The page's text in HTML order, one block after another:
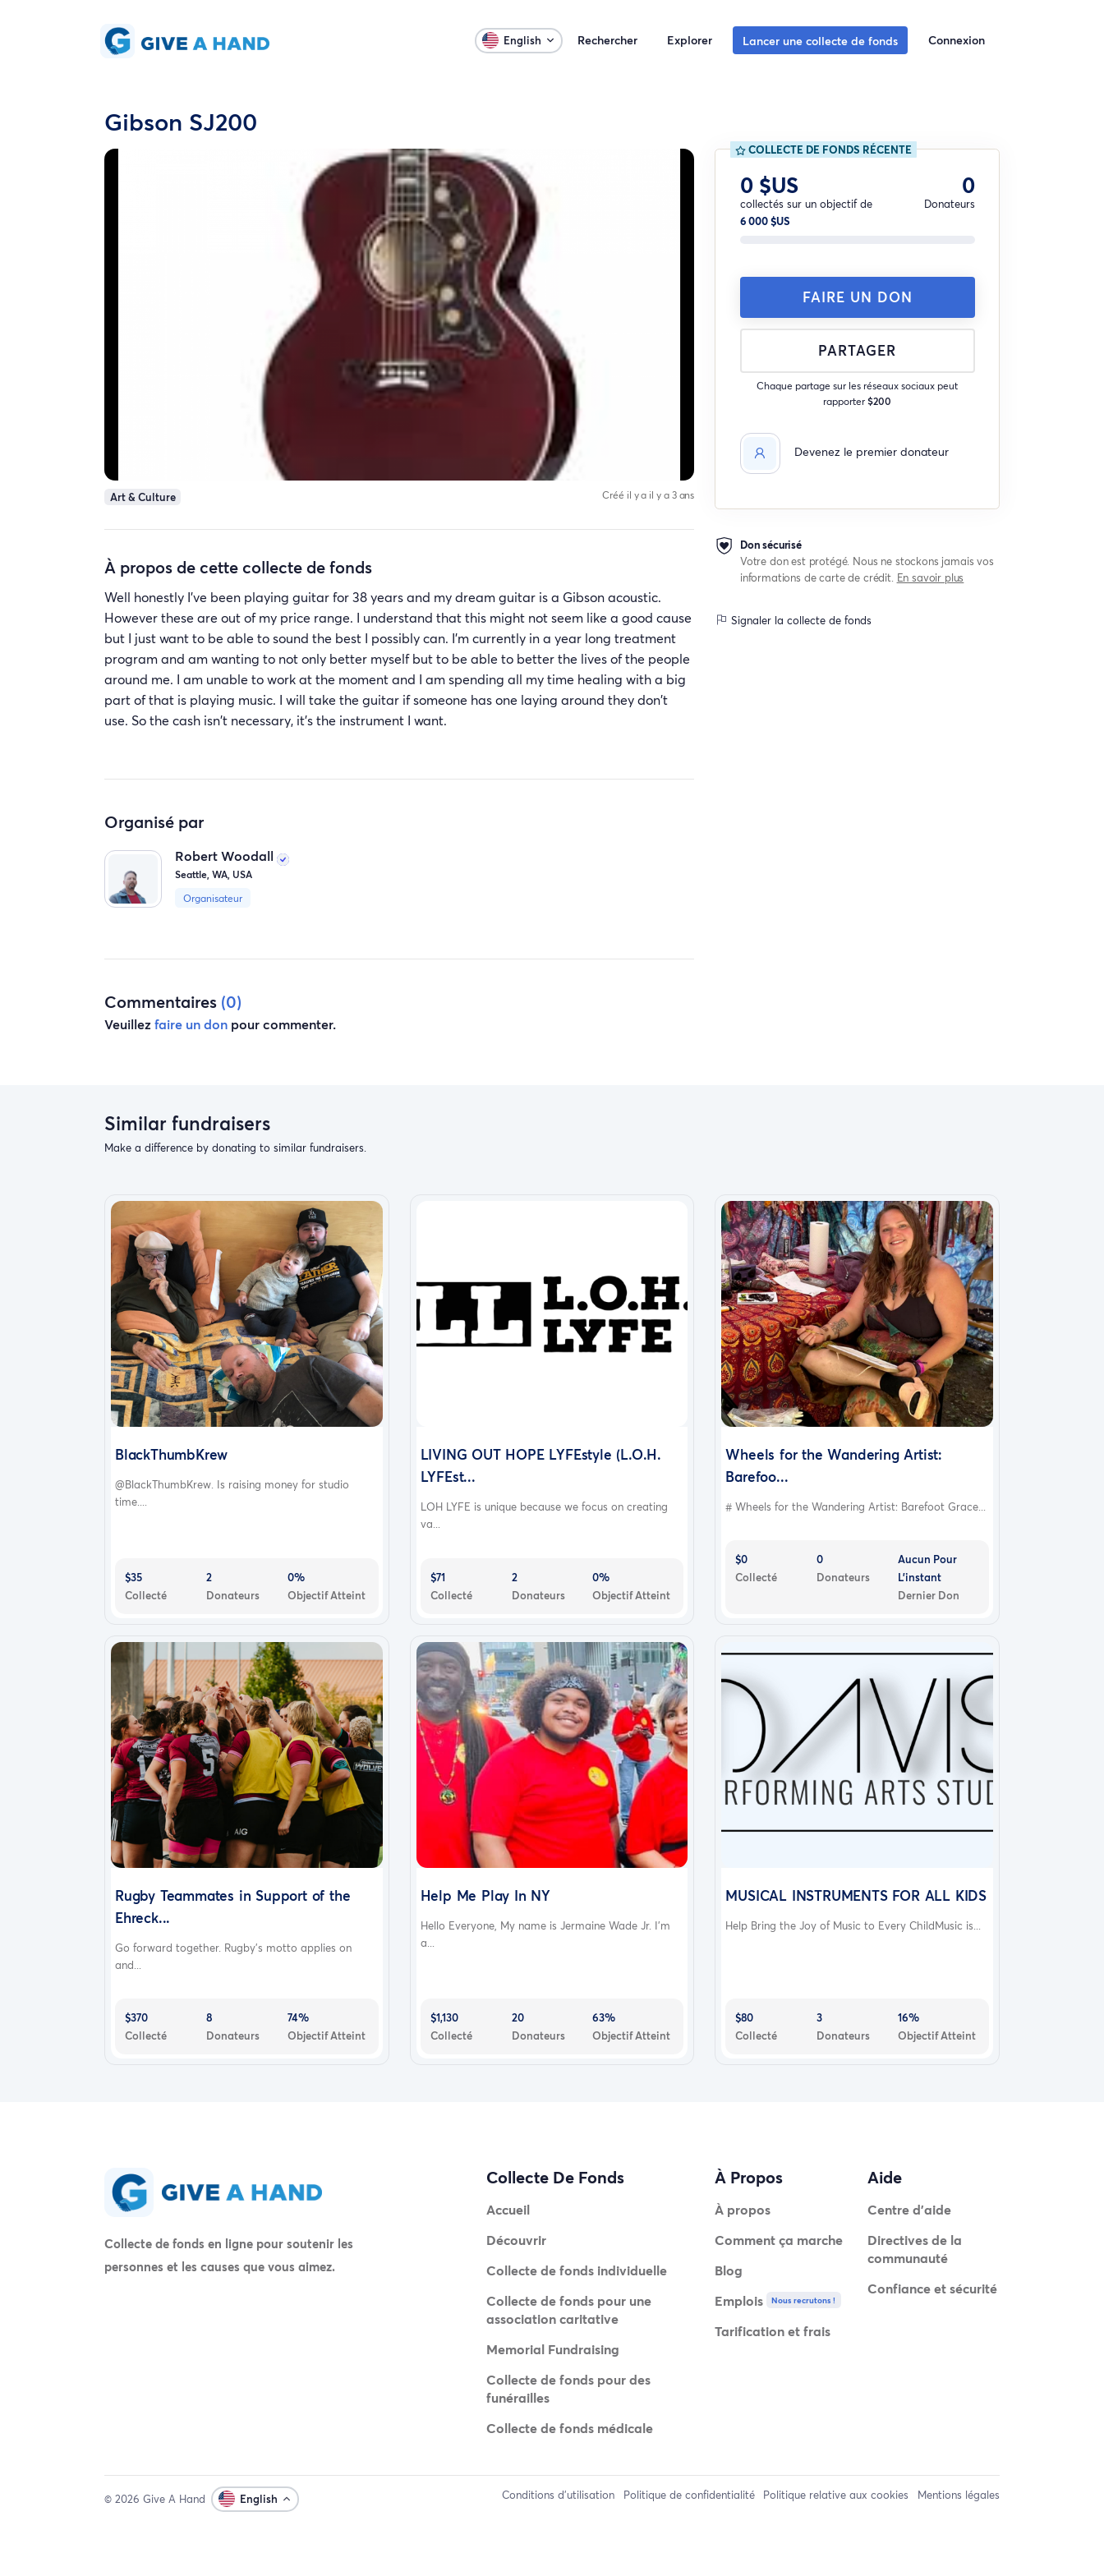
English Rechercher Explorer Lancer une collecte de fonds Connexion
Gibson SJ200
Art & Culture Créé il y a il y a 3 ans
À propos de cette collecte de fonds
Well honestly I've been playing guitar for 38 years and my dream guitar is a Gibson acoustic.
However these are out of my price range. I understand that this might not seem like a good cause
but I just want to be able to sound the best I possibly can. I'm currently in a year long treatment
program and am wanting to not only better myself but to be able to better the lives of the people
around me. I am unable to work at the moment and I am spending all my time healing with a big
part of that is playing music. I will take the guitar if someone has one laying around they don't
use. So the cash isn't necessary, it's the instrument I want.
Organisé par
Robert Woodall
Seattle, WA, USA
Organisateur
Commentaires (0)
Veuillezfaire un don pour commenter.
COLLECTE DE FONDS RÉCENTE
0 $US
collectés sur un objectif de
6 000 $US
0
Donateurs
FAIRE UN DON
PARTAGER
Chaque partage sur les réseaux sociaux peut
rapporter$200
Devenez le premier donateur
Don sécurisé
Votre don est protégé. Nous ne stockons jamais vos
informations de carte de crédit. En savoir plus
Signaler la collecte de fonds
Similar fundraisers
Make a difference by donating to similar fundraisers.
BlackThumbKrew
@BlackThumbKrew. Is raising money for studio
time....
$35
Collecté
2
Donateurs
0%
Objectif Atteint
LIVING OUT HOPE LYFEstyle (L.O.H.
LYFEst...
LOH LYFE is unique because we focus on creating
va...
$71
Collecté
2
Donateurs
0%
Objectif Atteint
Wheels for the Wandering Artist:
Barefoo...
# Wheels for the Wandering Artist: Barefoot Grace...
$0
Collecté
0
Donateurs
Aucun Pour
L'instant
Dernier Don
Rugby Teammates in Support of the
Ehreck...
Go forward together. Rugby’s motto applies on
and...
$370
Collecté
8
Donateurs
74%
Objectif Atteint
Help Me Play In NY
Hello Everyone, My name is Jermaine Wade Jr. I’m
a...
$1,130
Collecté
20
Donateurs
63%
Objectif Atteint
MUSICAL INSTRUMENTS FOR ALL KIDS
Help Bring the Joy of Music to Every ChildMusic is...
$80
Collecté
3
Donateurs
16%
Objectif Atteint
Collecte de fonds en ligne pour soutenir les
personnes et les causes que vous aimez.
Collecte De Fonds
Accueil
Découvrir
Collecte de fonds individuelle
Collecte de fonds pour une
association caritative
Memorial Fundraising
Collecte de fonds pour des
funérailles
Collecte de fonds médicale
À Propos
À propos
Comment ça marche
Blog
Emplois
Nous recrutons !
Tarification et frais
Aide
Centre d'aide
Directives de la
communauté
Confiance et sécurité
Conditions d'utilisation Politique de confidentialité Politique relative aux cookies Mentions légales
© 2026 Give A Hand English